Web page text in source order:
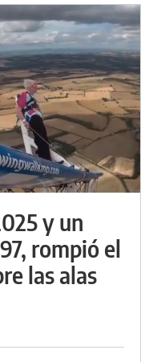
y un
rompió el
las alas